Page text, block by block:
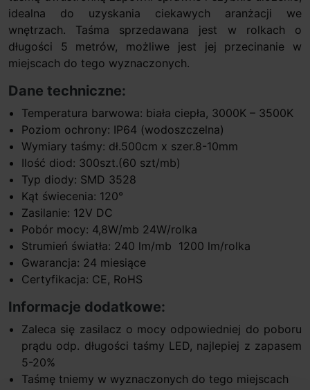
idealna do uzyskania ciekawych aranżacji we
wnętrzach. Taśma sprzedawana jest w rolkach o
długości 5 metrów, możliwe jest jej przecinanie w
miejscach do tego wyznaczonych.
Dane techniczne:
Temperatura barwowa: biała ciepła, 3000K – 3500K
Poziom ochrony: IP64 (wodoszczelna)
Wymiary taśmy: dł.500cm x szer.8-10mm
Ilość diod: 300szt.(60 szt/mb)
Typ diody: SMD 3528
Kąt świecenia: 120°
Zasilanie: 12V DC
Pobór mocy: 4,8W/mb 24W/rolka
Strumień światła: 240 lm/mb 1200 lm/rolka
Gwarancja: 24 miesiące
Certyfikacja: CE, RoHS
Informacje dodatkowe:
Zaleca się zasilacz o mocy odpowiedniej do poboru
prądu odp. długości taśmy LED, najlepiej z zapasem
5-20%
Taśmę tniemy w wyznaczonych do tego miejscach